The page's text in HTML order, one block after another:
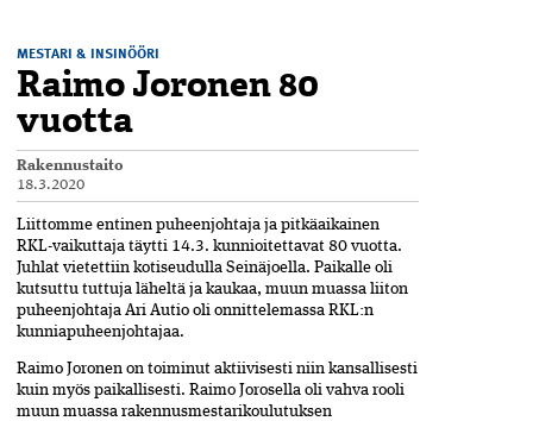
MESTARI & INSINÖÖRI
Raimo Joronen 80
vuotta
Rakennustaito
18.3.2020
Liittomme entinen puheenjohtaja ja pitkäaikainen
RKL-vaikuttaja täytti 14.3. kunnioitettavat 80 vuotta.
Juhlat vietettiin kotiseudulla Seinäjoella. Paikalle oli
kutsuttu tuttuja läheltä ja kaukaa, muun muassa liiton
puheenjohtaja Ari Autio oli onnittelemassa RKL:n
kunniapuheenjohtajaa.
Raimo Joronen on toiminut aktiivisesti niin kansallisesti
kuin myös paikallisesti. Raimo Jorosella oli vahva rooli
muun muassa rakennusmestarikoulutuksen